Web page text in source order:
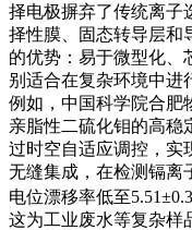
择电极摒弃了传统离子
择性膜、固态转导层和
的优势：易于微型化、
别适合在复杂环境中进
例如，中国科学院合肥
亲脂性二硫化钼的高稳
过时空自适应调控，实
无缝集成，在检测镉离
电位漂移率低至
这为工业废水等复杂样